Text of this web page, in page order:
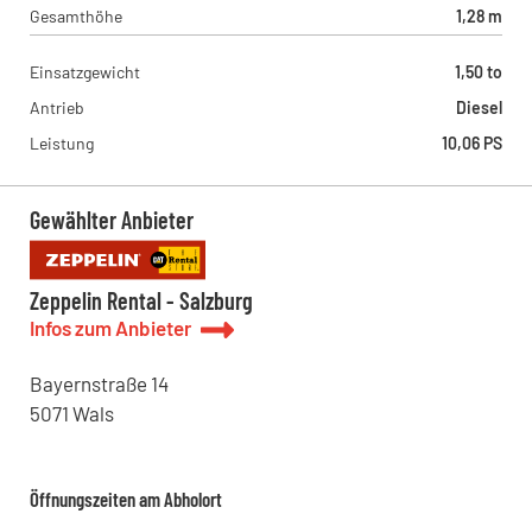
Gesamthöhe
1,28 m
Einsatzgewicht
1,50 to
Antrieb
Diesel
Leistung
10,06 PS
Gewählter Anbieter
Zeppelin Rental - Salzburg
Infos zum Anbieter
Bayernstraße 14
5071 Wals
Öffnungszeiten am Abholort